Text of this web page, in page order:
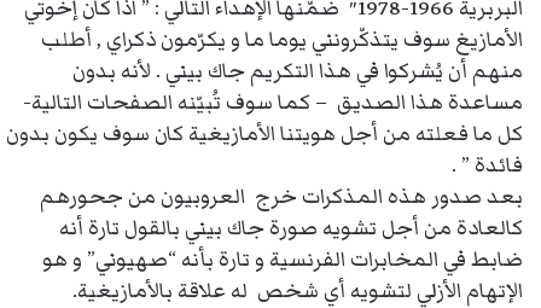
البربرية 1966-1978″ ضمّنها الإهداء التالي : ” اذا كان إخوتي
الأمازيغ سوف يتذكّرونني يوما ما و يكرّمون ذكراي , أطلب
منهم أن يُشركوا في هذا التكريم جاك بيني . لأنه بدون
مساعدة هذا الصديق – كما سوف تُبيّنه الصفحات التالية-
كل ما فعلته من أجل هويتنا الأمازيغية كان سوف يكون بدون
فائدة ” .
بعد صدور هذه المذكرات خرج العروبيون من جحورهم
كالعادة من أجل تشويه صورة جاك بيني بالقول تارة أنه
ضابط في المخابرات الفرنسية و تارة بأنه “صهيوني” و هو
الإتهام الأزلي لتشويه أي شخص له علاقة بالأمازيغية.